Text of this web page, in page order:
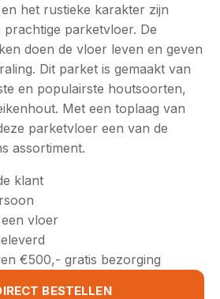
het rustieke karakter zijn
parketvloer. De
doen de vloer leven en geven
Dit parket is gemaakt van
en populairste houtsoorten,
Met een toplaag van
parketvloer een van de
assortiment.
klant
vloer
€500,- gratis bezorging
BESTELLEN